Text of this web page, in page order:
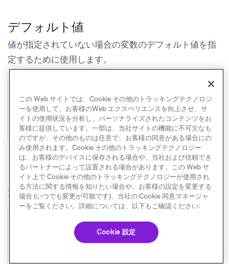
デフォルト値
値が指定されていない場合の変数のデフォルト値を指
定するために使用します。
default_value '5'
ラベルを非表示にする
変数のラベルを非表示にするために使用します。
この Web サイトでは、Cookie その他のトラッキングテクノロジ
ーを使用して、お客様のWeb エクスペリエンスを向上させ、サ
イトの使用状況を分析し、パーソナライズされたコンテンツをお
客様に提供しています。一部は、当社サイトの機能に不可欠なも
のですが、その他のものは任意で、お客様の同意がある場合にの
み使用されます。Cookie その他のトラッキングテクノロジー
は、お客様のデバイスに保存される場合や、当社および信頼でき
るパートナーによって設置される場合があります。この Web サ
イト上で Cookie その他のトラッキングテクノロジーが使用され
る方法に関する情報を知りたい場合や、お客様の設定を変更する
場合 (いつでも変更が可能です)、当社の Cookie 同意マネージャ
ーをご覧ください。詳細については、以下もご確認ください:
Cookie 設定